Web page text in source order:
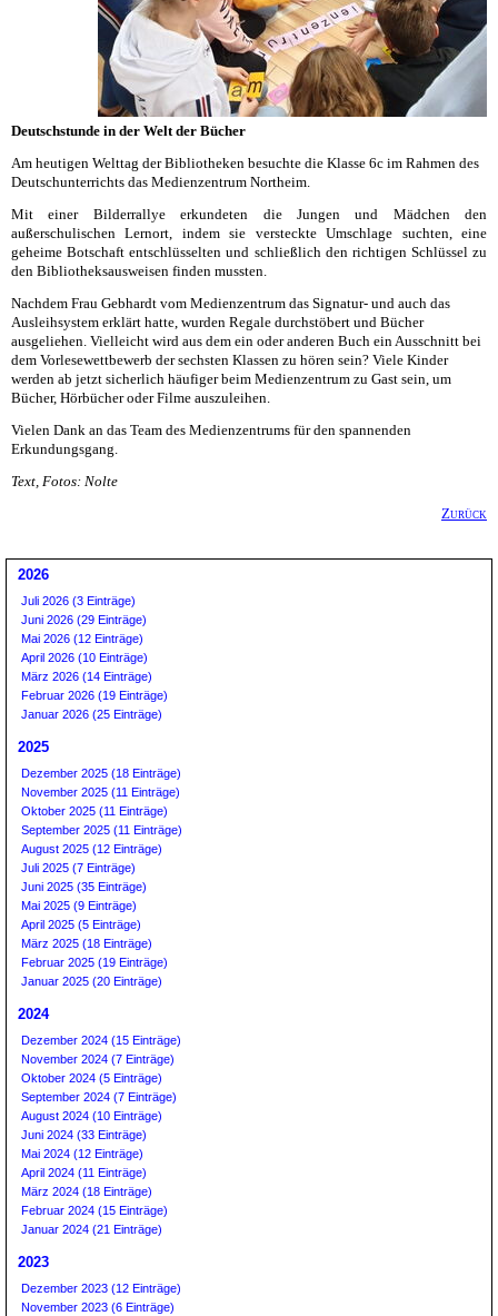
Deutschstunde in der Welt der Bücher
Am heutigen Welttag der Bibliotheken besuchte die Klasse 6c im Rahmen des
Deutschunterrichts das Medienzentrum Northeim.
Mit einer Bilderrallye erkundeten die Jungen und Mädchen den
außerschulischen Lernort, indem sie versteckte Umschlage suchten, eine
geheime Botschaft entschlüsselten und schließlich den richtigen Schlüssel zu
den Bibliotheksausweisen finden mussten.
Nachdem Frau Gebhardt vom Medienzentrum das Signatur- und auch das
Ausleihsystem erklärt hatte, wurden Regale durchstöbert und Bücher
ausgeliehen. Vielleicht wird aus dem ein oder anderen Buch ein Ausschnitt bei
dem Vorlesewettbewerb der sechsten Klassen zu hören sein? Viele Kinder
werden ab jetzt sicherlich häufiger beim Medienzentrum zu Gast sein, um
Bücher, Hörbücher oder Filme auszuleihen.
Vielen Dank an das Team des Medienzentrums für den spannenden
Erkundungsgang.
Text, Fotos: Nolte
Zurück
2026
Juli 2026 (3 Einträge)
Juni 2026 (29 Einträge)
Mai 2026 (12 Einträge)
April 2026 (10 Einträge)
März 2026 (14 Einträge)
Februar 2026 (19 Einträge)
Januar 2026 (25 Einträge)
2025
Dezember 2025 (18 Einträge)
November 2025 (11 Einträge)
Oktober 2025 (11 Einträge)
September 2025 (11 Einträge)
August 2025 (12 Einträge)
Juli 2025 (7 Einträge)
Juni 2025 (35 Einträge)
Mai 2025 (9 Einträge)
April 2025 (5 Einträge)
März 2025 (18 Einträge)
Februar 2025 (19 Einträge)
Januar 2025 (20 Einträge)
2024
Dezember 2024 (15 Einträge)
November 2024 (7 Einträge)
Oktober 2024 (5 Einträge)
September 2024 (7 Einträge)
August 2024 (10 Einträge)
Juni 2024 (33 Einträge)
Mai 2024 (12 Einträge)
April 2024 (11 Einträge)
März 2024 (18 Einträge)
Februar 2024 (15 Einträge)
Januar 2024 (21 Einträge)
2023
Dezember 2023 (12 Einträge)
November 2023 (6 Einträge)